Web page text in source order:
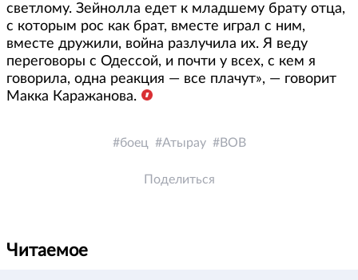
светлому. Зейнолла едет к младшему брату отца,
с которым рос как брат, вместе играл с ним,
вместе дружили, война разлучила их. Я веду
переговоры с Одессой, и почти у всех, с кем я
говорила, одна реакция — все плачут», — говорит
Макка Каражанова.
боец Атырау ВОВ
Поделиться
Читаемое